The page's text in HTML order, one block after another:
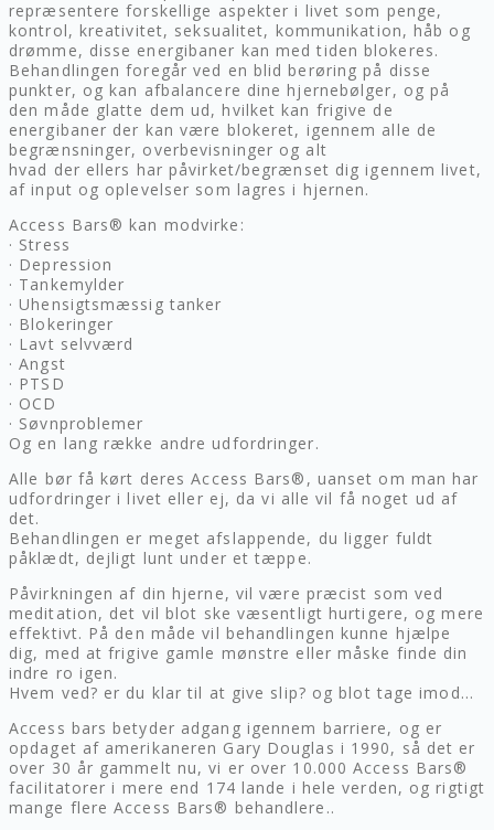
repræsentere forskellige aspekter i livet som penge,
kontrol, kreativitet, seksualitet, kommunikation, håb og
drømme, disse energibaner kan med tiden blokeres.
Behandlingen foregår ved en blid berøring på disse
punkter, og kan afbalancere dine hjernebølger, og på
den måde glatte dem ud, hvilket kan frigive de
energibaner der kan være blokeret, igennem alle de
begrænsninger, overbevisninger og alt
hvad der ellers har påvirket/begrænset dig igennem livet,
af input og oplevelser som lagres i hjernen.
Access Bars® kan modvirke:
· Stress
· Depression
· Tankemylder
· Uhensigtsmæssig tanker
· Blokeringer
· Lavt selvværd
· Angst
· PTSD
· OCD
· Søvnproblemer
Og en lang række andre udfordringer.
Alle bør få kørt deres Access Bars®, uanset om man har
udfordringer i livet eller ej, da vi alle vil få noget ud af
det.
Behandlingen er meget afslappende, du ligger fuldt
påklædt, dejligt lunt under et tæppe.
Påvirkningen af din hjerne, vil være præcist som ved
meditation, det vil blot ske væsentligt hurtigere, og mere
effektivt. På den måde vil behandlingen kunne hjælpe
dig, med at frigive gamle mønstre eller måske finde din
indre ro igen.
Hvem ved? er du klar til at give slip? og blot tage imod…
Access bars betyder adgang igennem barriere, og er
opdaget af amerikaneren Gary Douglas i 1990, så det er
over 30 år gammelt nu, vi er over 10.000 Access Bars®
facilitatorer i mere end 174 lande i hele verden, og rigtigt
mange flere Access Bars® behandlere..